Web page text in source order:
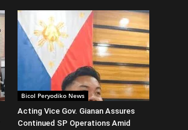
Bicol Peryodiko News
Acting Vice Gov. Gianan Assures
Continued SP Operations Amid